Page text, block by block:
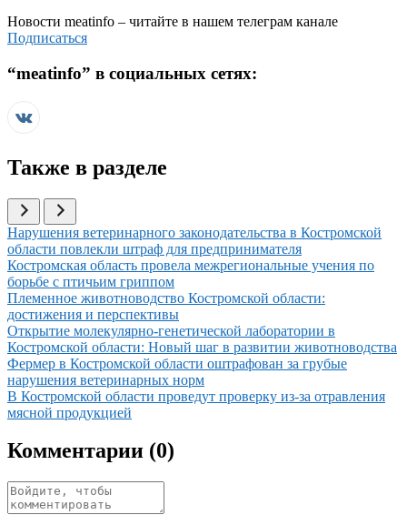
Новости meatinfo – читайте в нашем телеграм канале
Подписаться
“meatinfo” в социальных сетях:
Также в разделе
Иллюстрация новости
Нарушения ветеринарного законодательства в Костромской
области повлекли штраф для предпринимателя
Иллюстрация новости
Костромская область провела межрегиональные учения по
борьбе с птичьим гриппом
Иллюстрация новости
Племенное животноводство Костромской области:
достижения и перспективы
Иллюстрация новости
Открытие молекулярно-генетической лаборатории в
Костромской области: Новый шаг в развитии животноводства
Иллюстрация новости
Фермер в Костромской области оштрафован за грубые
нарушения ветеринарных норм
Иллюстрация новости
В Костромской области проведут проверку из-за отравления
мясной продукцией
Комментарии (0)